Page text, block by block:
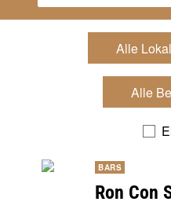
BARS
Ron Con